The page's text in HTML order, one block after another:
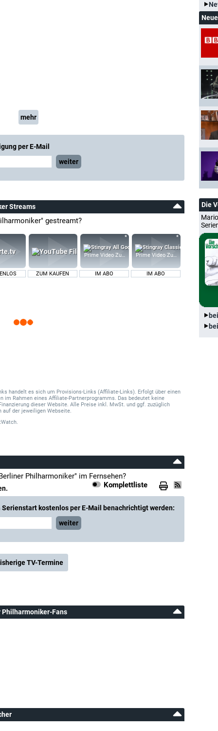
mehr
per E-Mail
weiter
Streams
gestreamt?
ZUM KAUFEN
Prime Video Zusatz-Kanäle
IM ABO
Prime Video Zusatz-Kanäle
IM ABO
handelt es sich um Provisions-Links (Affiliate-Links). Erfolgt über einen
im Rahmen eines Affiliate-Partnerprogramms. Das bedeutet keine
dieser Website. Alle Preise inkl. MwSt. und ggf. zuzüglich
auf der jeweiligen Webseite.
Philharmoniker" im Fernsehen?
Komplettliste
kostenlos per E-Mail benachrichtigt werden:
weiter
TV-Termine
Philharmoniker-Fans
Die